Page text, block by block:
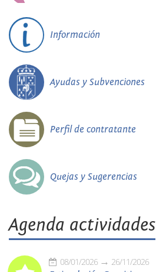
Información
Ayudas y Subvenciones
Perfil de contratante
Quejas y Sugerencias
Agenda actividades
08/01/2026 26/11/2026